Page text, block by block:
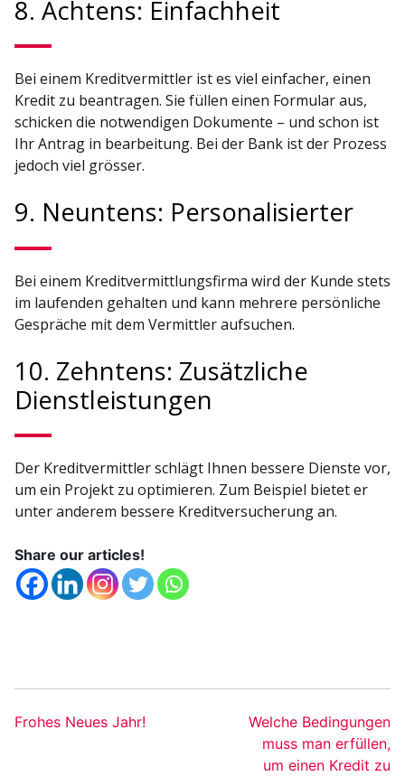
8. Achtens: Einfachheit
Bei einem Kreditvermittler ist es viel einfacher, einen
Kredit zu beantragen. Sie füllen einen Formular aus,
schicken die notwendigen Dokumente – und schon ist
Ihr Antrag in bearbeitung. Bei der Bank ist der Prozess
jedoch viel grösser.
9. Neuntens: Personalisierter
Bei einem Kreditvermittlungsfirma wird der Kunde stets
im laufenden gehalten und kann mehrere persönliche
Gespräche mit dem Vermittler aufsuchen.
10. Zehntens: Zusätzliche
Dienstleistungen
Der Kreditvermittler schlägt Ihnen bessere Dienste vor,
um ein Projekt zu optimieren. Zum Beispiel bietet er
unter anderem bessere Kreditversucherung an.
Share our articles!
Frohes Neues Jahr!
Welche Bedingungen
muss man erfüllen,
um einen Kredit zu